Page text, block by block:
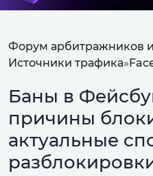
Форум арбитражников
Источники трафика»
Баны в
причины
актуальные